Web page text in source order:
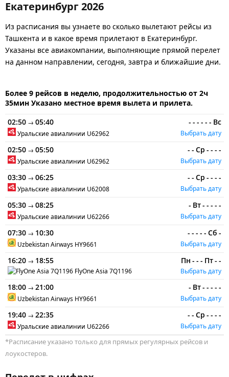
Екатеринбург 2026
Из расписания вы узнаете во сколько вылетают рейсы из
Ташкента и в какое время прилетают в Екатеринбург.
Указаны все авиакомпании, выполняющие прямой перелет
на данном направлении, сегодня, завтра и ближайшие дни.
Более 9 рейсов в неделю, продолжительностью от 2ч
35мин Указано местное время вылета и прилета.
02:50 → 05:40
Уральские авиалинии U62962
- - - - - - Вс
Выбрать дату
02:50 → 05:50
Уральские авиалинии U62962
- - Ср - - - -
Выбрать дату
03:30 → 06:25
Уральские авиалинии U62008
- - Ср - - - -
Выбрать дату
05:30 → 08:25
Уральские авиалинии U62266
- Вт- - - - -
Выбрать дату
07:30 → 10:30
Uzbekistan Airways HY9661
- - - - - Сб -
Выбрать дату
16:20 → 18:55
FlyOne Asia 7Q1196
Пн - - - Пт- -
Выбрать дату
18:00 → 21:00
Uzbekistan Airways HY9661
- Вт- - - - -
Выбрать дату
19:40 → 22:35
Уральские авиалинии U62266
- - Ср - - - -
Выбрать дату
*Расписание указано только для прямых регулярных рейсов и
лоукостеров.